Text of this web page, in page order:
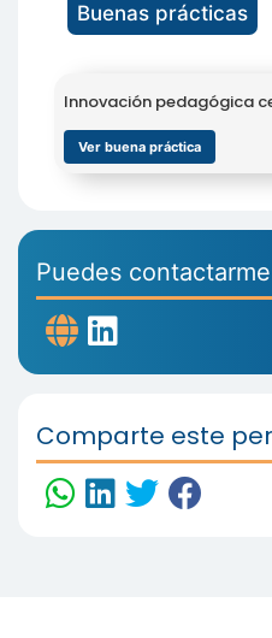
Buenas prácticas
Innovación pedagógica
Ver buena práctica
Puedes
Comparte este